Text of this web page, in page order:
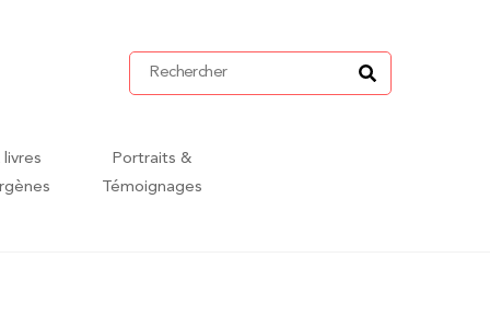
Portraits &
Témoignages